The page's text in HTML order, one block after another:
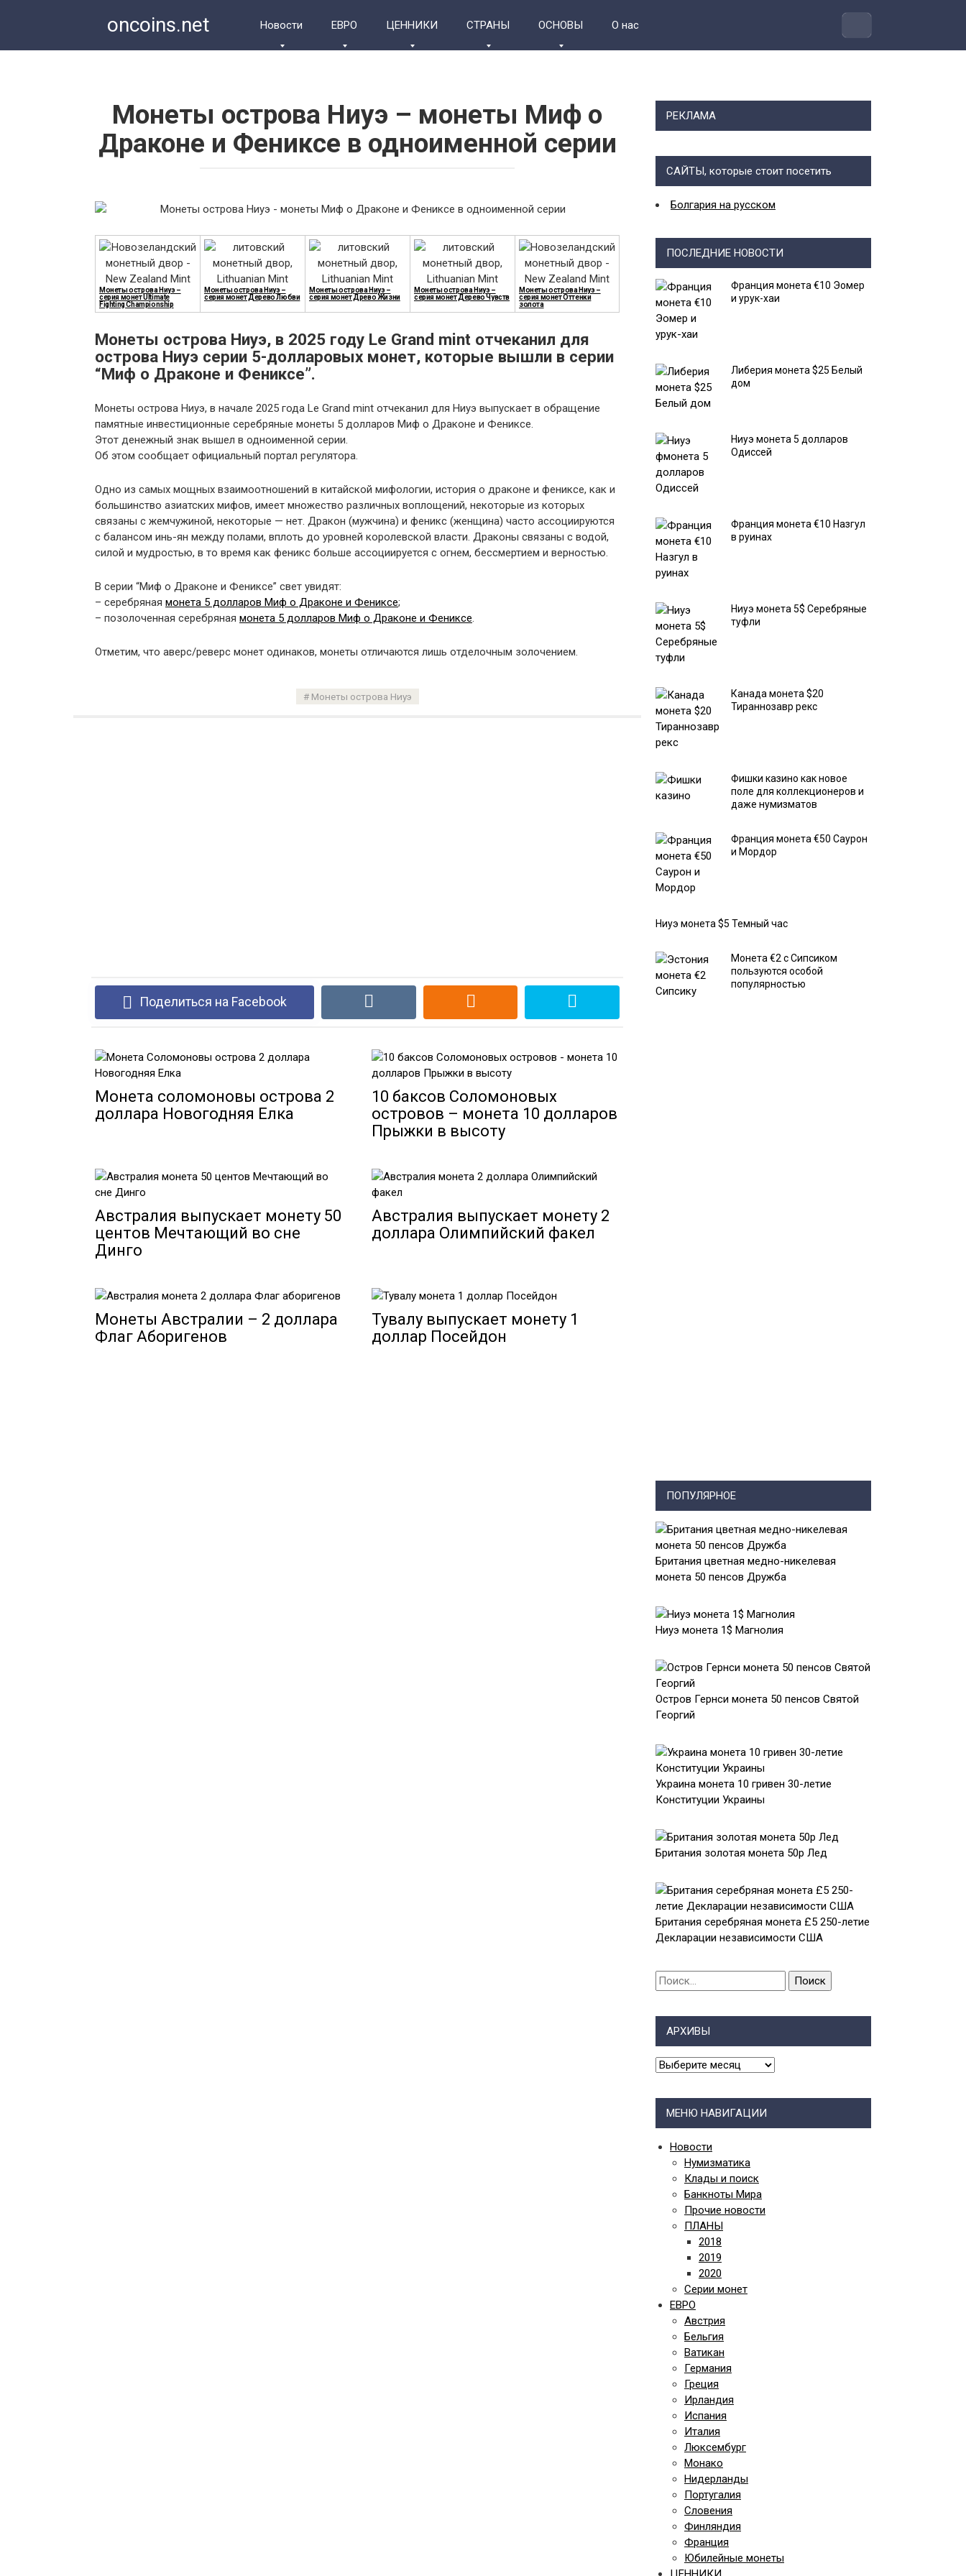
oncoins.net Новости ЕВРО ЦЕННИКИ СТРАНЫ ОСНОВЫ О нас
Монеты острова Ниуэ – монеты Миф о
Драконе и Фениксе в одноименной серии
Монеты острова Ниуэ –
серия монет Ultimate
Fighting Championship
Монеты острова Ниуэ –
серия монет Дерево Любви
Монеты острова Ниуэ –
серия монет Древо Жизни
Монеты острова Ниуэ –
серия монет Дерево Чувств
Монеты острова Ниуэ –
серия монет Оттенки
золота
Монеты острова Ниуэ, в 2025 году Le Grand mint отчеканил для
острова Ниуэ серии 5-долларовых монет, которые вышли в серии
“Миф о Драконе и Фениксе”.
Монеты острова Ниуэ, в начале 2025 года Le Grand mint отчеканил для Ниуэ выпускает в обращение
памятные инвестиционные серебряные монеты 5 долларов Миф о Драконе и Фениксе.
Этот денежный знак вышел в одноименной серии.
Об этом сообщает официальный портал регулятора.
Одно из самых мощных взаимоотношений в китайской мифологии, история о драконе и фениксе, как и
большинство азиатских мифов, имеет множество различных воплощений, некоторые из которых
связаны с жемчужиной, некоторые — нет. Дракон (мужчина) и феникс (женщина) часто ассоциируются
с балансом инь-ян между полами, вплоть до уровней королевской власти. Драконы связаны с водой,
силой и мудростью, в то время как феникс больше ассоциируется с огнем, бессмертием и верностью.
В серии “Миф о Драконе и Фениксе” свет увидят:
– серебряная монета 5 долларов Миф о Драконе и Фениксе;
– позолоченная серебряная монета 5 долларов Миф о Драконе и Фениксе.
Отметим, что аверс/реверс монет одинаков, монеты отличаются лишь отделочным золочением.
Монеты острова Ниуэ
Поделиться на Facebook
Монета соломоновы острова 2
доллара Новогодняя Елка
10 баксов Соломоновых
островов – монета 10 долларов
Прыжки в высоту
Австралия выпускает монету 50
центов Мечтающий во сне
Динго
Австралия выпускает монету 2
доллара Олимпийский факел
Монеты Австралии – 2 доллара
Флаг Аборигенов
Тувалу выпускает монету 1
доллар Посейдон
РЕКЛАМА
САЙТЫ, которые стоит посетить
Болгария на русском
ПОСЛЕДНИЕ НОВОСТИ
Франция монета €10 Эомер
и урук-хаи
Либерия монета $25 Белый
дом
Ниуэ монета 5 долларов
Одиссей
Франция монета €10 Назгул
в руинах
Ниуэ монета 5$ Серебряные
туфли
Канада монета $20
Тираннозавр рекс
Фишки казино как новое
поле для коллекционеров и
даже нумизматов
Франция монета €50 Саурон
и Мордор
Ниуэ монета $5 Темный час
Монета €2 с Сипсиком
пользуются особой
популярностью
ПОПУЛЯРНОЕ
Британия цветная медно-никелевая
монета 50 пенсов Дружба
Ниуэ монета 1$ Магнолия
Остров Гернси монета 50 пенсов Святой
Георгий
Украина монета 10 гривен 30-летие
Конституции Украины
Британия золотая монета 50р Лед
Британия серебряная монета £5 250-летие
Декларации независимости США
Найти:
АРХИВЫ
АРХИВЫ
МЕНЮ НАВИГАЦИИ
Новости
Нумизматика
Клады и поиск
Банкноты Мира
Прочие новости
ПЛАНЫ
2018
2019
2020
Серии монет
ЕВРО
Австрия
Бельгия
Ватикан
Германия
Греция
Ирландия
Испания
Италия
Люксембург
Монако
Нидерланды
Португалия
Словения
Финляндия
Франция
Юбилейные монеты